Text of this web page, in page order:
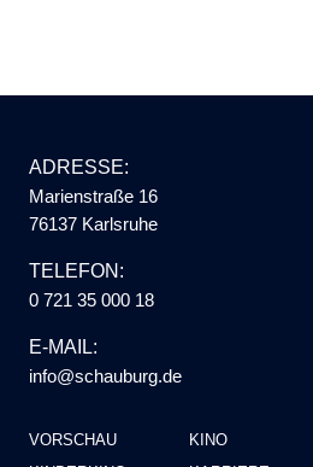
ADRESSE:
Marienstraße 16
76137 Karlsruhe
TELEFON:
0 721 35 000 18
E-MAIL:
info@schauburg.de
VORSCHAU
KINO